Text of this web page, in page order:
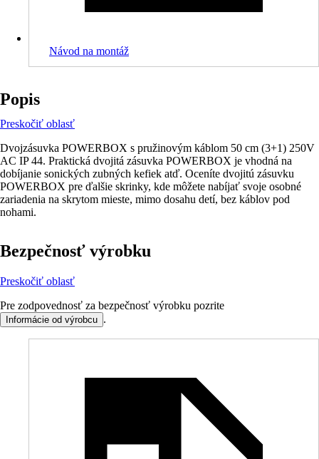
Návod na montáž
Popis
Preskočiť oblasť
Dvojzásuvka POWERBOX s pružinovým káblom 50 cm (3+1) 250V
AC IP 44. Praktická dvojitá zásuvka POWERBOX je vhodná na
dobíjanie sonických zubných kefiek atď. Oceníte dvojitú zásuvku
POWERBOX pre ďalšie skrinky, kde môžete nabíjať svoje osobné
zariadenia na skrytom mieste, mimo dosahu detí, bez káblov pod
nohami.
Bezpečnosť výrobku
Preskočiť oblasť
Pre zodpovednosť za bezpečnosť výrobku pozrite
Informácie od výrobcu .